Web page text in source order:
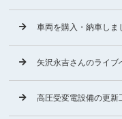
車両を購入・納車しま
矢沢永吉さんのライブ
高圧受変電設備の更新